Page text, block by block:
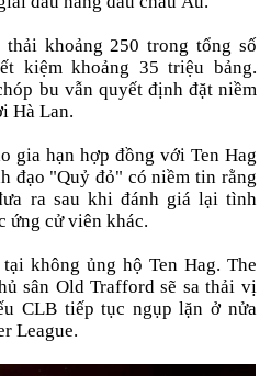
thải khoảng 250 trong tổng số
kiệm khoảng 35 triệu bảng.
bu vẫn quyết định đặt niềm
Hà Lan.
gia hạn hợp đồng với Ten Hag
đạo "Quỷ đỏ" có niềm tin rằng
ra sau khi đánh giá lại tình
ứng cử viên khác.
không ủng hộ Ten Hag. The
sân Old Trafford sẽ sa thải vị
CLB tiếp tục ngụp lặn ở nửa
League.